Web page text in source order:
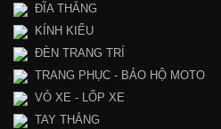
ĐĨA THẮNG
KÍNH KIỂU
ĐÈN TRANG TRÍ
TRANG PHỤC - BẢO HỘ MOTO
VỎ XE - LỐP XE
TAY THẮNG